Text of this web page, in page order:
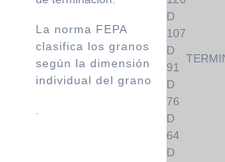
La norma FEPA
clasifica los granos
según la dimensión
individual del grano
.
D
107
D
91
D
76
D
64
D